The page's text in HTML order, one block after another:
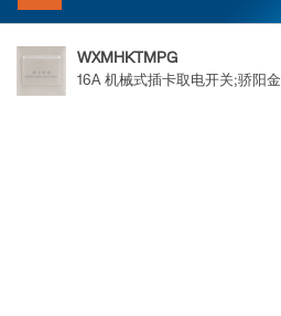
WXMHKTMPG
16A 机械式插卡取电开关;骄阳金